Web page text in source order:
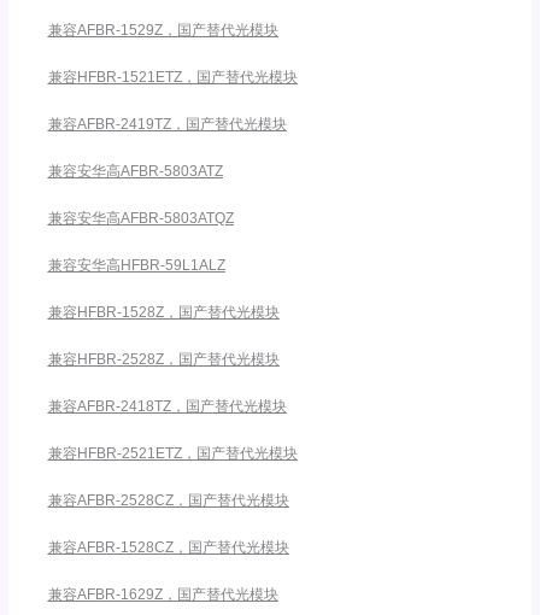
兼容AFBR-1529Z，国产替代光模块
兼容HFBR-1521ETZ，国产替代光模块
兼容AFBR-2419TZ，国产替代光模块
兼容安华高AFBR-5803ATZ
兼容安华高AFBR-5803ATQZ
兼容安华高HFBR-59L1ALZ
兼容HFBR-1528Z，国产替代光模块
兼容HFBR-2528Z，国产替代光模块
兼容AFBR-2418TZ，国产替代光模块
兼容HFBR-2521ETZ，国产替代光模块
兼容AFBR-2528CZ，国产替代光模块
兼容AFBR-1528CZ，国产替代光模块
兼容AFBR-1629Z，国产替代光模块